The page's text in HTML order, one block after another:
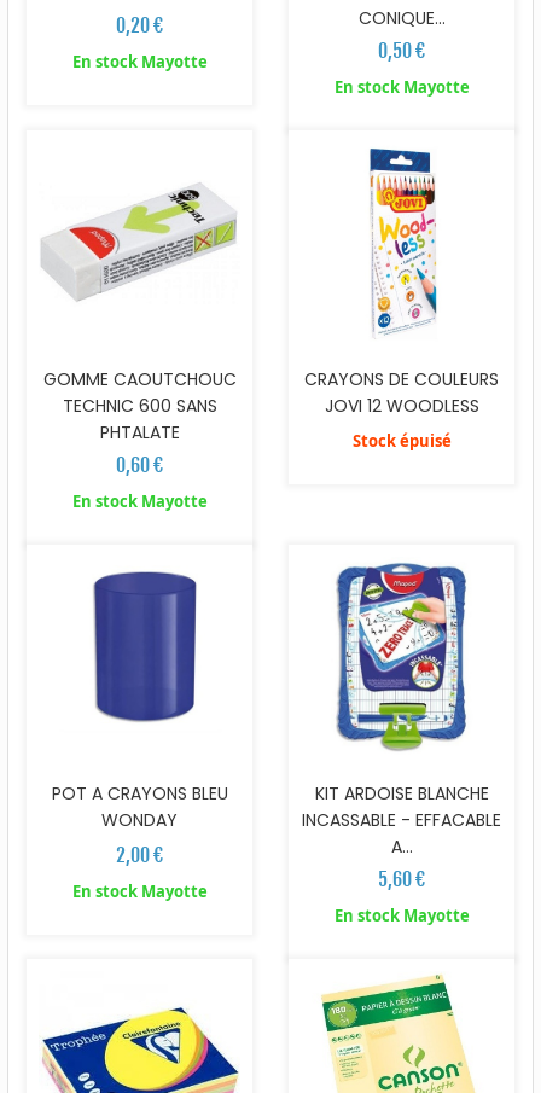
0,20 €
En stock Mayotte
CONIQUE...
0,50 €
En stock Mayotte
GOMME CAOUTCHOUC
TECHNIC 600 SANS
PHTALATE
0,60 €
En stock Mayotte
CRAYONS DE COULEURS
JOVI 12 WOODLESS
Stock épuisé
POT A CRAYONS BLEU
WONDAY
2,00 €
En stock Mayotte
KIT ARDOISE BLANCHE
INCASSABLE - EFFACABLE
A...
5,60 €
En stock Mayotte